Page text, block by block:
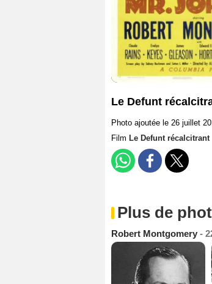
Le Defunt
Photo ajoutée le 26 juillet
Film Le Defunt récalcitrant
Plus de
Robert Montgomery -